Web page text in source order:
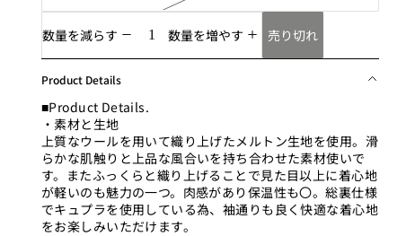
数量を減らす 数量を増やす 売り切れ
Product Details
■Product Details.
・素材と生地
上質なウールを用いて織り上げたメルトン生地を使用。滑
らかな肌触りと上品な風合いを持ち合わせた素材使いで
す。またふっくらと織り上げることで見た目以上に着心地
が軽いのも魅力の一つ。肉感があり保温性も〇。総裏仕様
でキュプラを使用している為、袖通りも良く快適な着心地
をお楽しみいただけます。